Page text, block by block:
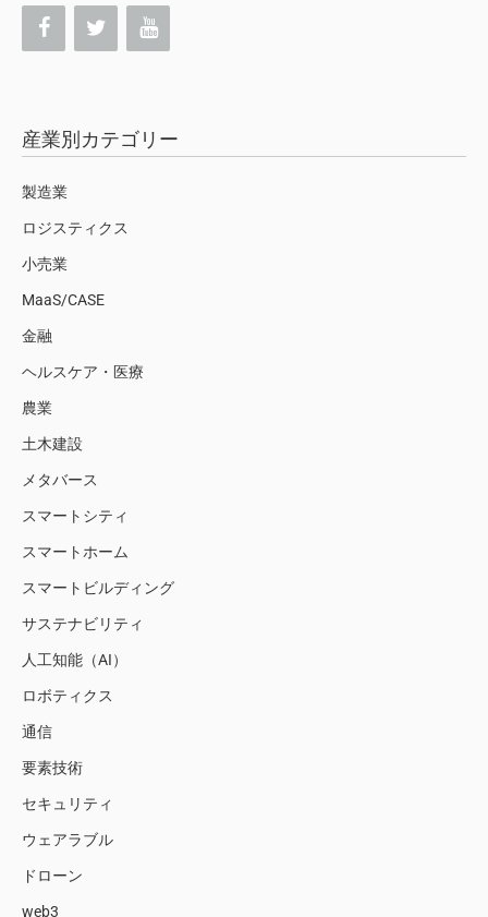
産業別カテゴリー
製造業
ロジスティクス
小売業
MaaS/CASE
金融
ヘルスケア・医療
農業
土木建設
メタバース
スマートシティ
スマートホーム
スマートビルディング
サステナビリティ
人工知能（AI）
ロボティクス
通信
要素技術
セキュリティ
ウェアラブル
ドローン
web3